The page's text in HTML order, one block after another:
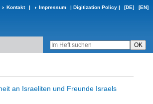
Kontakt | Impressum | Digitization Policy | [DE] [EN]
an Israeliten und Freunde Israels